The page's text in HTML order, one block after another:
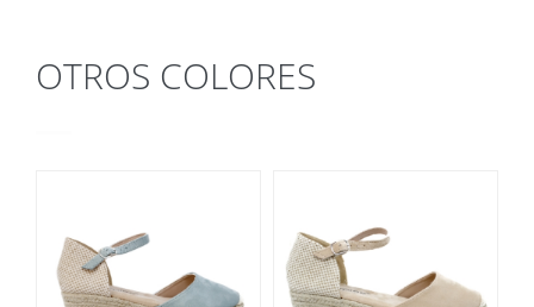
OTROS COLORES